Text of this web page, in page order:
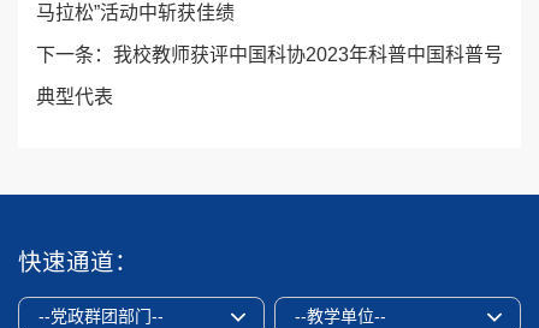
马拉松”活动中斩获佳绩
下一条： 我校教师获评中国科协2023年科普中国科普号
典型代表
快速通道：
--党政群团部门-- --教学单位--